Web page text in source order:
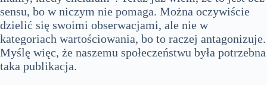
sensu, bo w niczym nie pomaga. Można oczywiście
dzielić się swoimi obserwacjami, ale nie w
kategoriach wartościowania, bo to raczej antagonizuje.
Myślę więc, że naszemu społeczeństwu była potrzebna
taka publikacja.